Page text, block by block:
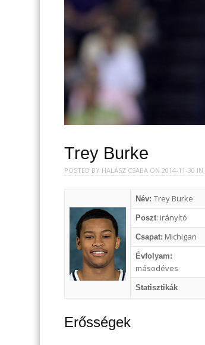
Trey Burke
POSTED BY HALÁSZ CSABA ON 2014-11-30 IN
Név:Trey Burke
Poszt: irányító
Csapat: Michigan
Évfolyam:
másodéves
Statisztikák
Erősségek